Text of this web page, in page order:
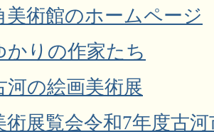
美術館のホームページ
かりの作家たち
河の絵画美術展
術展覧会令和7年度古